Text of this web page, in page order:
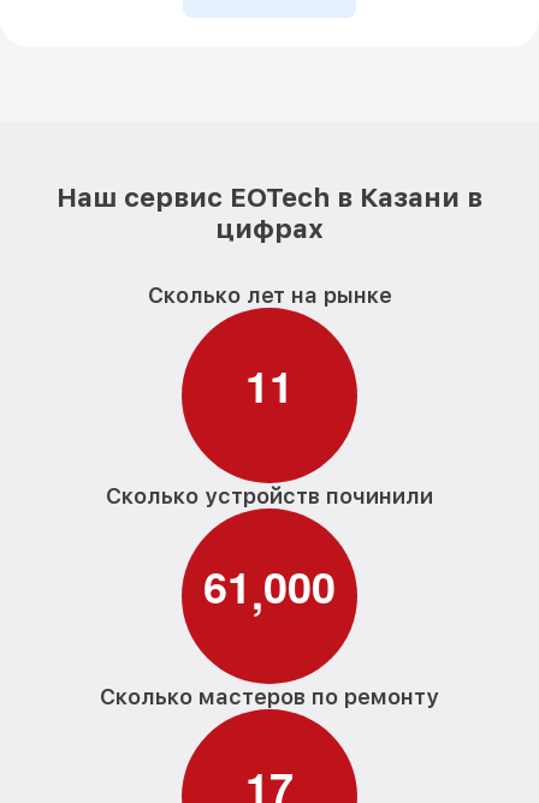
Наш сервис EOTech в Казани в
цифрах
Сколько лет на рынке
11
Сколько устройств починили
61,000
Сколько мастеров по ремонту
17